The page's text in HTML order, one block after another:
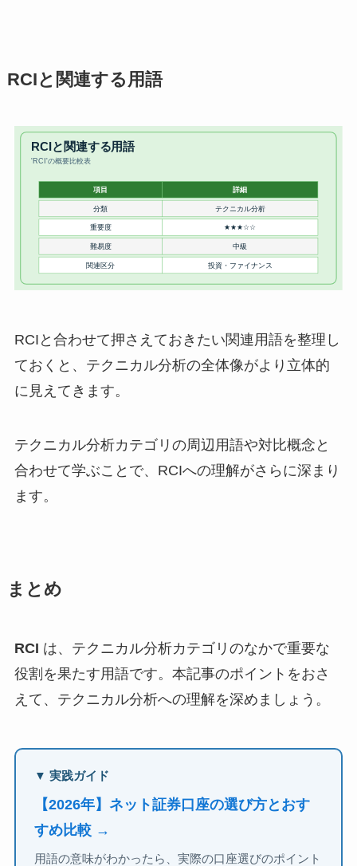
RCIと関連する用語
RCIと合わせて押さえておきたい関連用語を整理し
ておくと、テクニカル分析の全体像がより立体的
に見えてきます。
テクニカル分析カテゴリの周辺用語や対比概念と
合わせて学ぶことで、RCIへの理解がさらに深まり
ます。
まとめ
RCI は、テクニカル分析カテゴリのなかで重要な
役割を果たす用語です。本記事のポイントをおさ
えて、テクニカル分析への理解を深めましょう。
▼ 実践ガイド
【2026年】ネット証券口座の選び方とおす
すめ比較 →
用語の意味がわかったら、実際の口座選びのポイント